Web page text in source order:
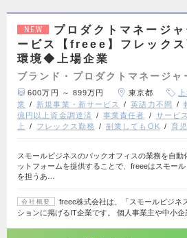
NEW
プロダクトマネージ
ービス【freee】フレック
環境◆上場企業
ブランド・プロダクトマネージャ
600万円 ～ 899万円 東京都
業
新規事業・新サービス 英語力不問
億円以上資金調達済
事業責任者 サービ
上
フレックス勤務 副業してもOK 育
スモールビジネスのバックオフィスの業務を自動
ットフォームを提供することで、freeeはスモール
を担うあ…
会社概要
freee株式会社は、「スモールビジネ
ションに掲げるIT企業です。 個人事業主や中小企